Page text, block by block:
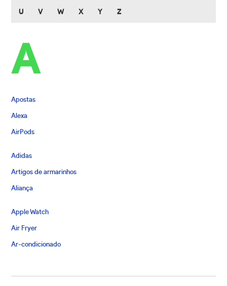
U V W X Y Z
A
Apostas
Alexa
AirPods
Adidas
Artigos de armarinhos
Aliança
Apple Watch
Air Fryer
Ar-condicionado